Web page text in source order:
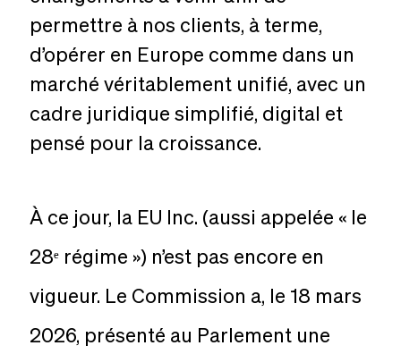
permettre à nos clients, à terme,
d’opérer en Europe comme dans un
marché véritablement unifié, avec un
cadre juridique simplifié, digital et
pensé pour la croissance.
À ce jour, la EU Inc. (aussi appelée « le
28ᵉ régime ») n’est pas encore en
vigueur. Le Commission a, le 18 mars
2026, présenté au Parlement une